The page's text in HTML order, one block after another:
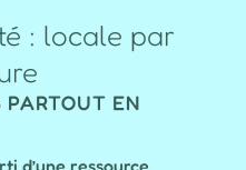
: locale par
PARTOUT EN